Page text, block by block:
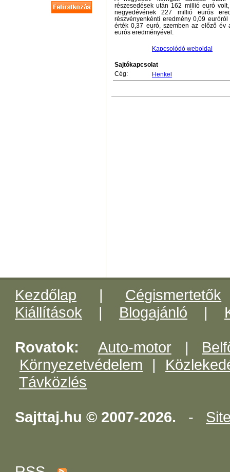
részesedések után 162 millió euró
negyedévének 227 millió eurós
részvényenkénti eredmény 0,09
érték 0,37 euró, szemben az előző év
eurós eredményével.
Kapcsolódó weboldal
Sajtókapcsolat
Cég:
Henkel
Kezdőlap | Cégismertetők
Kiállítások | Blogajánló |
Rovatok: Auto-motor|
Környezetvédelem |
Távközlés
Sajttaj.hu © 2007-2026. -